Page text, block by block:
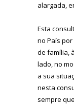
alargada,
Esta
no País
de família,
lado, no
a sua
nesta
sempre